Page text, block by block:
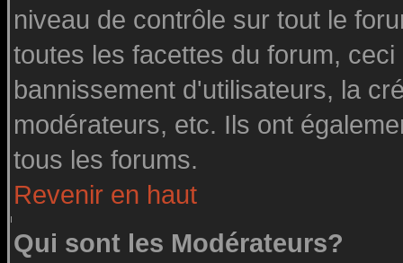
niveau de contrôle sur tout le
toutes les facettes du forum,
bannissement d'utilisateurs, la
modérateurs, etc. Ils ont
tous les forums.
Revenir en haut
Qui sont les Modérateurs?